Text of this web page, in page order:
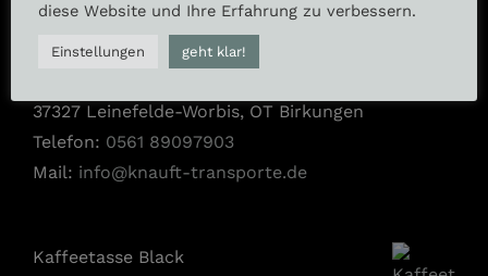
RKT Knauft Transporte GmbH
37327 Leinefelde-Worbis, OT Birkungen
Telefon: 0561 89097903
Mail: info@knauft-transporte.de
Kaffeetasse Black
diese Website und Ihre Erfahrung zu verbessern.
Einstellungen geht klar!